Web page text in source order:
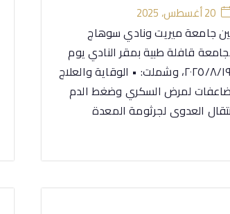
20 أغسطس، 2025
جامعة ميريت ونادي سوهاج
قافلة طبية بمقر النادي يوم
الثلاثاء الموافق ٢٠٢٥/٨/١٩، وشملت: • الوقاية والعلاج
لمرض السكري وضغط الدم
العدوى لجرثومة المعدة